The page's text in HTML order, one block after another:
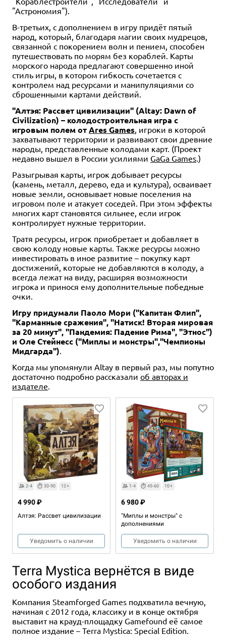
"Астрономия").
В-третьих, с дополнением в игру придёт пятый
народ, который, благодаря магии своих мудрецов,
связанной с покорением волн и пением, способен
путешествовать по морям без кораблей. Карты
морского народа предлагают совершенно иной
стиль игры, в котором гибкость сочетается с
контролем над ресурсами и манипуляциями со
сброшенными картами действий.
"Алтэя: Рассвет цивилизации" (Altay: Dawn of
Civilization) – колодостроительная игра с
игровым полем отAres Games , игроки в которой
захватывают территории и развивают свои древние
народы, представленные колодами карт. (Проект
недавно вышел в России усилиями GaGa Games .)
Разыгрывая карты, игрок добывает ресурсы
(камень, металл, дерево, еда и культура), осваивает
новые земли, основывает новые поселения на
игровом поле и атакует соседей. При этом эффекты
многих карт становятся сильнее, если игрок
контролирует нужные территории.
Тратя ресурсы, игрок приобретает и добавляет в
свою колоду новые карты. Также ресурсы можно
инвестировать в иное развитие – покупку карт
достижений, которые не добавляются в колоду, а
всегда лежат на виду, расширяя возможности
игрока и принося ему дополнительные победные
очки.
Игру придумали Паоло Мори ("Капитан Флип",
"Карманные сражения", "Натиск! Вторая мировая
за 20 минут", "Пандемия: Падение Рима", "Этнос")
и Оле Стейнесс ("Миплы и монстры","Чемпионы
Мидгарда")
Когда мы упомянули Altay в первый раз, мы попутно
достаточно подробно рассказали об авторах и
издателе
2-4 30-90 12+
Алтэя: Рассвет цивилизации
4 990 ₽
Уведомить о наличии
1-4 45-60 10+
"Миплы и монстры" с
дополнениями
6 980 ₽
Уведомить о наличии
Дополнение 2-6
90-120
Terra Mystica вернётся в виде
особого издания
Компания Steamforged Games подхватила вечную,
начиная с 2012 года, классику и в конце октября
выставит на крауд-площадку Gamefound её самое
полное издание – Terra Mystica: Special Edition.